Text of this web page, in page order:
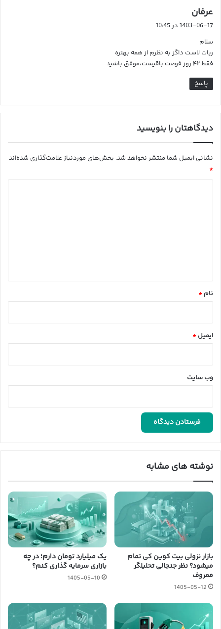
عرفان
ف
1403-06-17 در 10:45
سلام
ربات لاست داگز به نظرم از همه بهتره
فقط ۴۲ روز فرصت باقیست،موفق باشید
پاسخ
دیدگاهتان را بنویسید
نشانی ایمیل شما منتشر نخواهد شد. بخش‌های موردنیاز علامت‌گذاری شده‌اند
*
نام *
ایمیل *
وب‌ سایت
نوشته های مشابه
بازار نزولی بیت کوین کی تمام
میشود؟ نظر جنجالی تحلیلگر
معروف
1405-05-12
یک میلیارد تومان دارم؛ در چه
بازاری سرمایه گذاری کنم؟
1405-05-10